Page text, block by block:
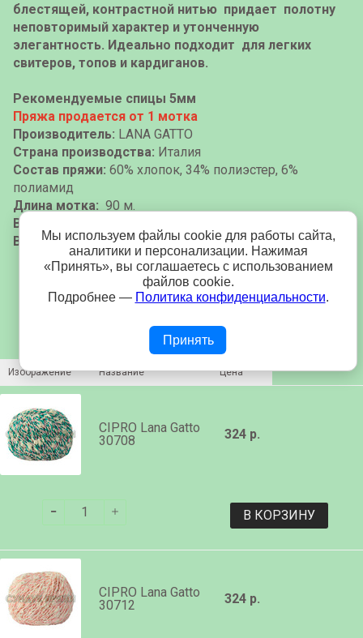
блестящей, контрастной нитью придает полотну
неповторимый характер и утонченную
элегантность. Идеально подходит для легких
свитеров, топов и кардиганов.
Рекомендуемые спицы 5мм
Пряжа продается от 1 мотка
Производитель: LANA GATTO
Страна производства: Италия
Состав пряжи: 60% хлопок, 34% полиэстер, 6%
полиамид
Длина мотка: 90 м.
Вес мотка:
Вес упаковки:500 гр.
Изображение Название Цена
CIPRO Lana Gatto
30708
324 р.
В КОРЗИНУ
CIPRO Lana Gatto
30712
324 р.
Мы используем файлы cookie для работы сайта,
аналитики и персонализации. Нажимая
«Принять», вы соглашаетесь с использованием
файлов cookie.
Подробнее — Политика конфиденциальности.
Принять